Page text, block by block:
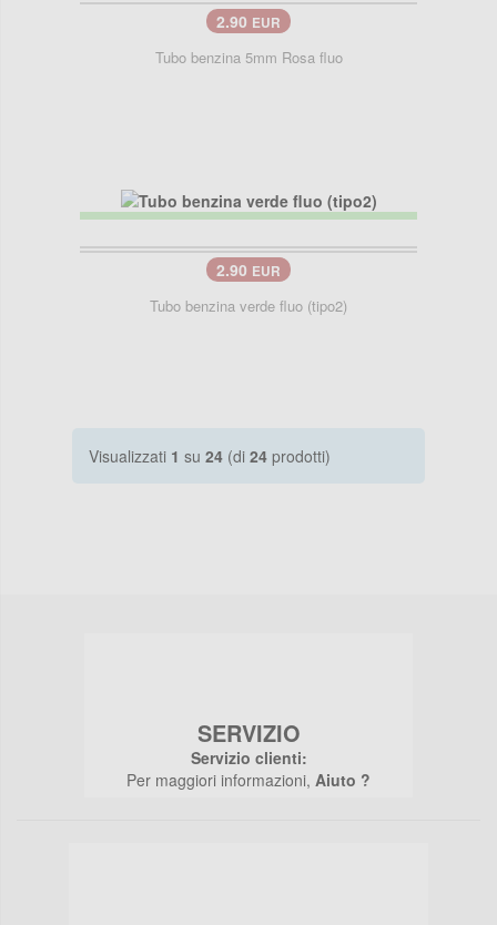
2.90 EUR
Tubo benzina 5mm Rosa fluo
2.90 EUR
Tubo benzina verde fluo (tipo2)
Visualizzati 1 su 24 (di 24 prodotti)
SERVIZIO
Servizio clienti:
Per maggiori informazioni, Aiuto ?